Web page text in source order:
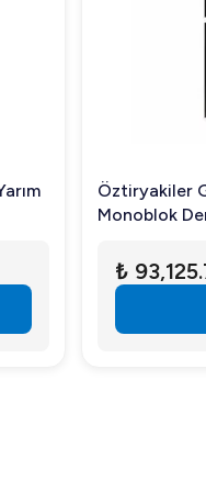
standartlarını
Öztiryakiler
Monoblok
₺